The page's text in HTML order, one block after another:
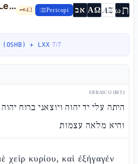
Ezechiele 37 — Le ossa secche e i due legni: la risurrezione d'Israele 🗝️43 Pericopi אב ΑΩ AZωת
(OSHB) + LXX·7/7
EBRAICO (MT)
היתה עלי יד יהוה ויוצאני ברוח
והיא מלאה עצמות
χεὶρ κυρίου, καὶ ἐξήγαγέν